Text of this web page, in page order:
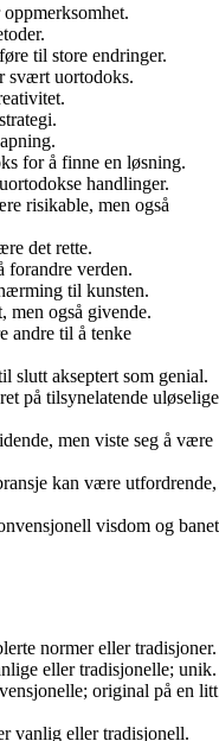
til store endringer.
svært uortodoks.
for å finne en løsning.
handlinger.
risikable, men også
det rette.
forandre verden.
til kunsten.
også givende.
andre til å tenke
slutt akseptert som genial.
på tilsynelatende uløselige
men viste seg å være
kan være utfordrende,
visdom og banet
normer eller tradisjoner.
eller tradisjonelle; unik.
original på en litt
vanlig eller tradisjonell.